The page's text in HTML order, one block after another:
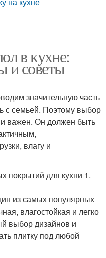
в кухне:
и советы
значительную часть
с семьей. Поэтому выбор
важен. Он должен быть
влагу и
покрытий для кухни 1.
из самых популярных
влагостойкая и легко
выбор дизайнов и
плитку под любой